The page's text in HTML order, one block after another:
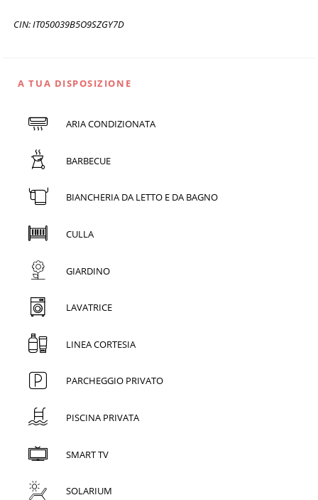
CIN: IT050039B5O9SZGY7D
A TUA DISPOSIZIONE
ARIA CONDIZIONATA
BARBECUE
BIANCHERIA DA LETTO E DA BAGNO
CULLA
GIARDINO
LAVATRICE
LINEA CORTESIA
PARCHEGGIO PRIVATO
PISCINA PRIVATA
SMART TV
SOLARIUM